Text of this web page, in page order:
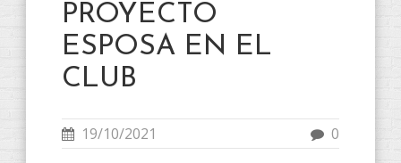
PROYECTO
ESPOSA EN EL
CLUB
19/10/2021 0